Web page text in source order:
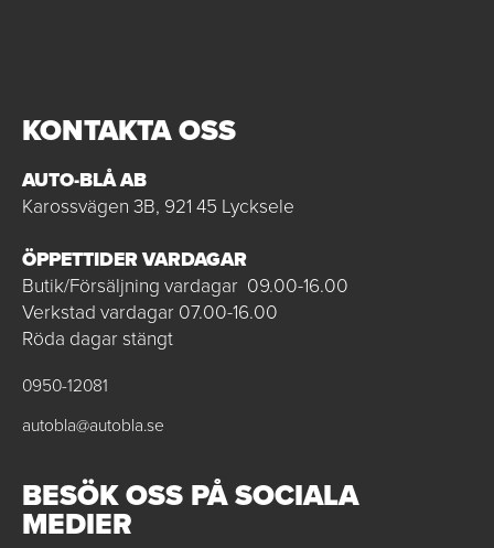
KONTAKTA OSS
AUTO-BLÅ AB
Karossvägen 3B, 921 45 Lycksele
ÖPPETTIDER VARDAGAR
Butik/Försäljning vardagar 09.00-16.00
Verkstad vardagar 07.00-16.00
Röda dagar stängt
0950-12081
autobla@autobla.se
BESÖK OSS PÅ SOCIALA
MEDIER